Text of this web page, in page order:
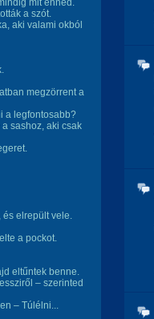
mit enned.
a szót.
aki valami okból
megzörrent a
a legfontosabb?
sashoz, aki csak
és elrepült vele.
a pockot.
eltűntek benne.
– szerinted
– Túlélni...